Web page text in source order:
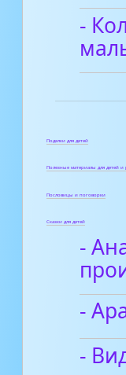
-
Поделки для детей
Полезные материалы для детей и
Пословицы и поговорки
Сказки для детей
-
-
-